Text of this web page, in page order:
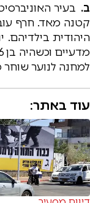
ב. בעיר
קטנה מאד. חרף
היהודית בילדיהם.
למחנה לנוער שוחר
עוד באתר: